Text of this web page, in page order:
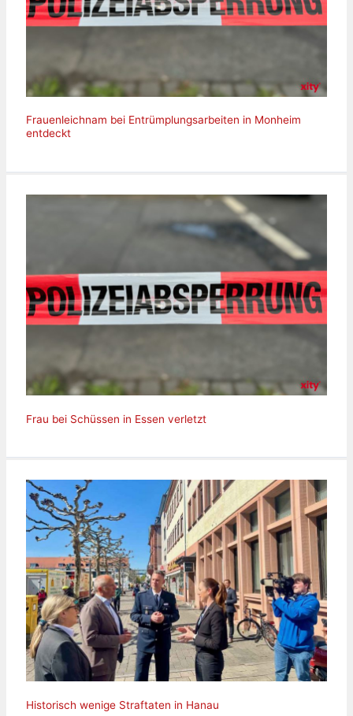
Frauenleichnam bei Entrümplungsarbeiten in Monheim
entdeckt
Frau bei Schüssen in Essen verletzt
Historisch wenige Straftaten in Hanau